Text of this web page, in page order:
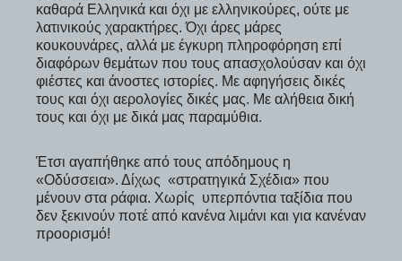
καθαρά Ελληνικά και όχι με ελληνικούρες, ούτε με
λατινικούς χαρακτήρες. Όχι άρες μάρες
κουκουνάρες, αλλά με έγκυρη πληροφόρηση επί
διαφόρων θεμάτων που τους απασχολούσαν και όχι
φιέστες και άνοστες ιστορίες. Με αφηγήσεις δικές
τους και όχι αερολογίες δικές μας. Με αλήθεια δική
τους και όχι με δικά μας παραμύθια.
Έτσι αγαπήθηκε από τους απόδημους η
«Οδύσσεια». Δίχως «στρατηγικά Σχέδια» που
μένουν στα ράφια. Χωρίς υπερπόντια ταξίδια που
δεν ξεκινούν ποτέ από κανένα λιμάνι και για κανέναν
προορισμό!